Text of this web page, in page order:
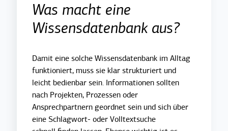
Was macht eine
Wissensdatenbank aus?
Damit eine solche Wissensdatenbank im Alltag
funktioniert, muss sie klar strukturiert und
leicht bedienbar sein. Informationen sollten
nach Projekten, Prozessen oder
Ansprechpartnern geordnet sein und sich über
eine Schlagwort- oder Volltextsuche